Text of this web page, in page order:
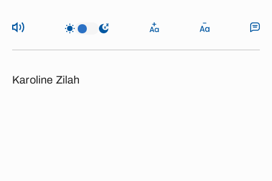
Karoline Zilah